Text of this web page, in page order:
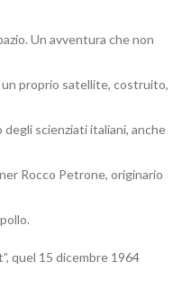
Un avventura che non
un proprio satellite, costruito,
scienziati italiani, anche
Rocco Petrone, originario
quel 15 dicembre 1964